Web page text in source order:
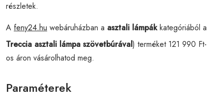
részletek.
A feny24.hu webáruházban a asztali lámpákkategóriából a
Treccia asztali lámpa szövetbúrával) terméket 121 990 Ft-
os áron vásárolhatod meg.
Paraméterek